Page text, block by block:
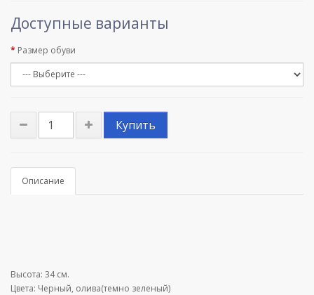
Доступные варианты
Размер обуви
Купить
Описание
Высота: 34 см.
Цвета: Черный, олива(темно зеленый)